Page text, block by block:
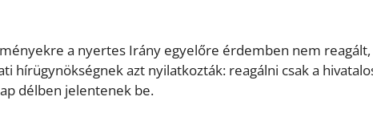
a nyertes Irány egyelőre érdemben nem
hírügynökségnek azt nyilatkozták: reagálni csak a
délben jelentenek be.